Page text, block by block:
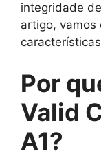
integridade
artigo, vamos
Por
Valid
A1?